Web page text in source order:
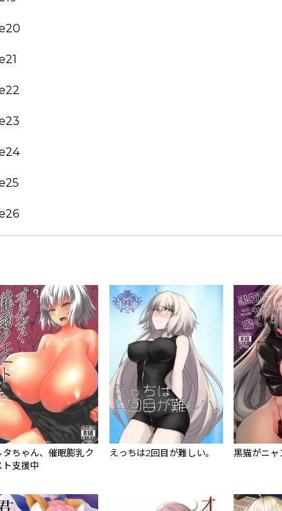
タちゃん、催眠膨乳ク
ト支援中
えっちは2回目が難しい。 黒猫がニャ